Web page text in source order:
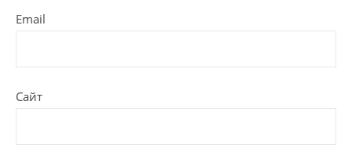
Email
Сайт